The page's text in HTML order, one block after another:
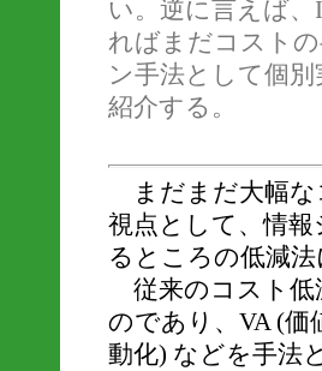
い。逆に言えば
ればまだコスト
ン手法として個
紹介する。
まだまだ大幅な
視点として、情
るところの低減
従来のコスト低
のであり、VA (価
動化) などを手法